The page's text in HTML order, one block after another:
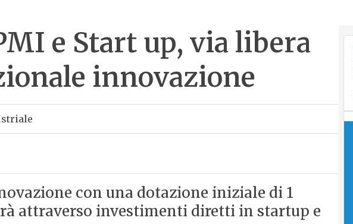
e Start up, via libera
innovazione
con una dotazione iniziale di 1
attraverso investimenti diretti in startup e